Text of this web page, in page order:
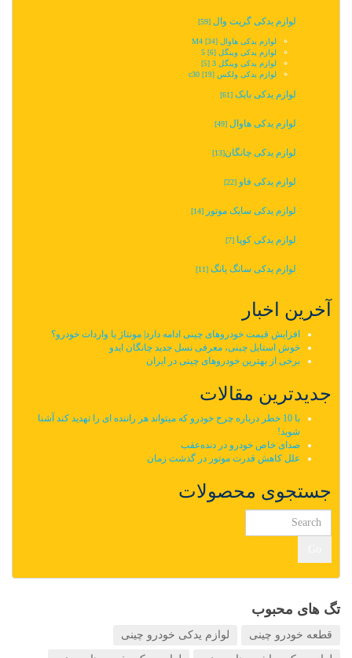
لوازم یدکی گریت وال [59]
لوازم یدکی هاوال M4 [34]
لوازم یدکی وینگل 5‬‎ [6]
لوازم یدکی وینگل 3 [5]
لوازم یدکی ولکس c30 [19]
لوازم یدکی بایک [61]
لوازم یدکی هاوال [49]
لوازم یدکی چانگان‬‎[13]
لوازم یدکی فاو [22]
لوازم یدکی سایک موتور [14]
لوازم یدکی کوپا [7]
لوازم یدکی سانگ یانگ [11]
آخرین اخبار
افزایش قیمت خودروهای چینی ادامه دارد| مونتاژ یا واردات خودرو؟
خوش استایل چینی، معرفی نسل جدید چانگان ایدو
برخی از بهترین خودروهای چینی در ایران
جدیدترین مقالات
با 10 خطر درباره چرخ خودرو که میتواند هر راننده ای را تهدید کند آشنا
شوید!
صدای خاص خودرو در دنده‌عقب
علل کاهش قدرت موتور در گذشت زمان
جستجوی محصولات
تگ های محبوب
قطعه خودرو چینی لوازم یدکی خودرو چینی